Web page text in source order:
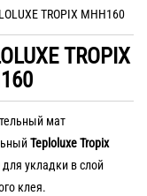
TROPIX МНН160
TROPIX
мат
Teploluxe Tropix
для укладки в слой
клея.